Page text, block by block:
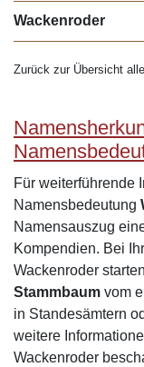
Wackenroder
Zurück zur Übersicht
Für weiterführende
Namensbedeutung
Namensauszug
Kompendien. Bei
Wackenroder
Stammbaum vom
in Standesämtern
weitere
Wackenroder